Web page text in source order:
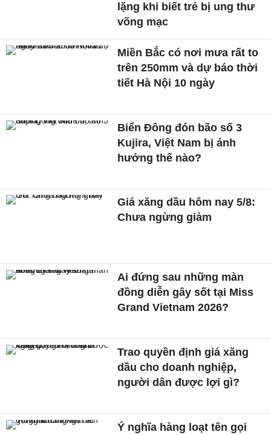
lặng khi biết trẻ bị ung thư
võng mạc
Miền Bắc có nơi mưa rất to
trên 250mm và dự báo thời
tiết Hà Nội 10 ngày
Biển Đông đón bão số 3
Kujira, Việt Nam bị ảnh
hưởng thế nào?
Giá xăng dầu hôm nay 5/8:
Chưa ngừng giảm
Ai đứng sau những màn
đồng diễn gây sốt tại Miss
Grand Vietnam 2026?
Trao quyền định giá xăng
dầu cho doanh nghiệp,
người dân được lợi gì?
Ý nghĩa hàng loạt tên gọi